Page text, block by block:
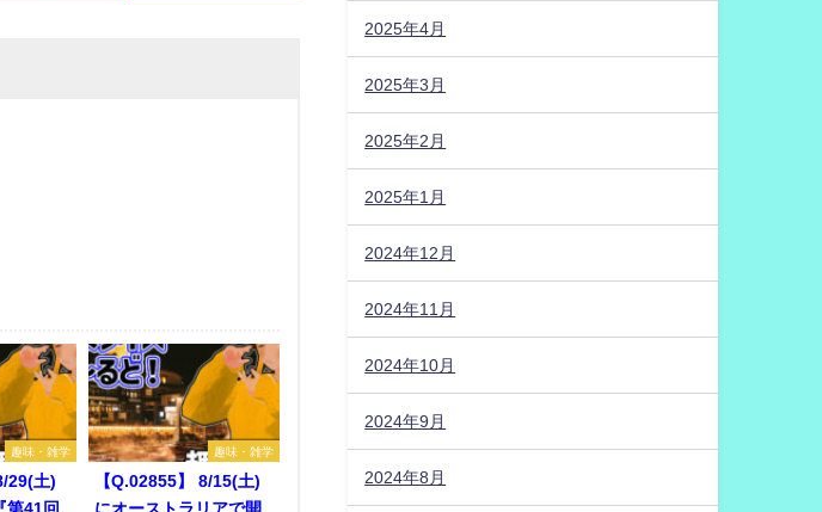
趣味・雑学
29(土)
第41回
趣味・雑学
【Q.02855】 8/15(土)
にオーストラリアで開
2025年4月
2025年3月
2025年2月
2025年1月
2024年12月
2024年11月
2024年10月
2024年9月
2024年8月